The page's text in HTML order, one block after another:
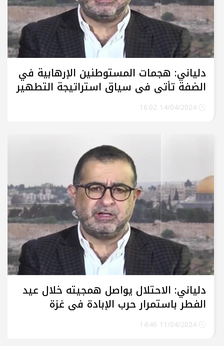
دلياني: هجمات المستوطنين الإرهابية في
الضفة تأتي في سياق استراتيجة التطهير
العرقي تحت رعاية حكومية القدس
دلياني: الاحتلال يواصل همجيته خلال عيد
الفطر باستمرار حرب الإبادة في غزة
وقصف لبنان